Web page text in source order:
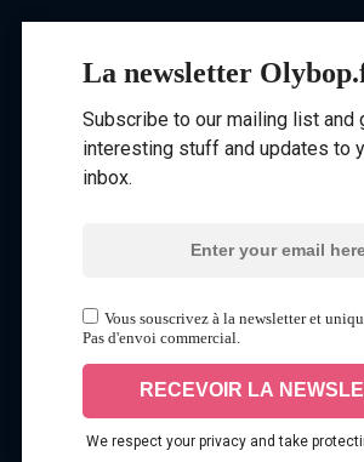
La newsletter
Subscribe to our mailing list and
interesting stuff and updates to
inbox.
Vous souscrivez à la newsletter et
Pas d'envoi commercial.
We respect your privacy and take